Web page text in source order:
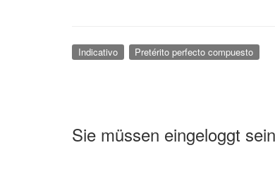
Indicativo Pretérito perfecto compuesto
Sie müssen eingeloggt